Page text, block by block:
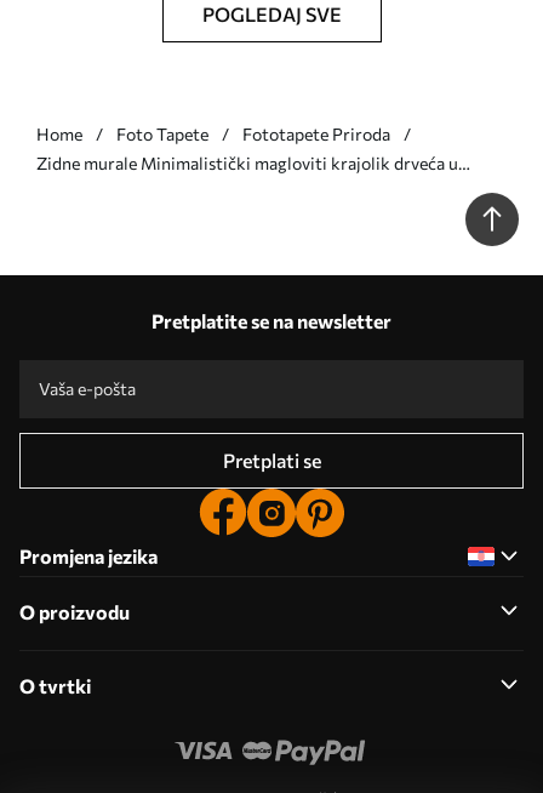
POGLEDAJ SVE
Home Foto Tapete
Fototapete Priroda
Zidne murale Minimalistički magloviti krajolik drveća u
Pretplatite se na newsletter
Pretplati se
Promjena jezika
O proizvodu
O tvrtki